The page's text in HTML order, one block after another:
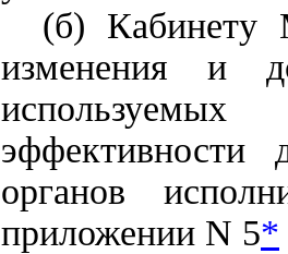
(б) Кабинету
изменения и
эффективности
органов
приложении N 5*